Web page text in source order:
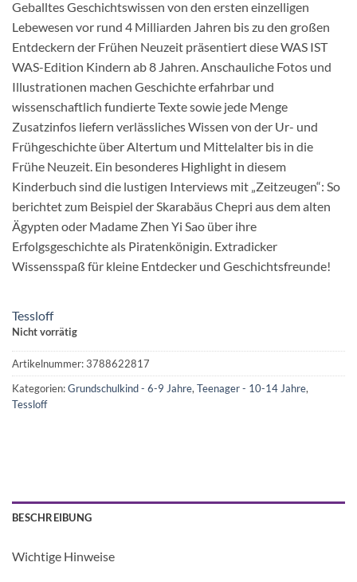
Geballtes Geschichtswissen von den ersten einzelligen
Lebewesen vor rund 4 Milliarden Jahren bis zu den großen
Entdeckern der Frühen Neuzeit präsentiert diese WAS IST
WAS-Edition Kindern ab 8 Jahren. Anschauliche Fotos und
Illustrationen machen Geschichte erfahrbar und
wissenschaftlich fundierte Texte sowie jede Menge
Zusatzinfos liefern verlässliches Wissen von der Ur- und
Frühgeschichte über Altertum und Mittelalter bis in die
Frühe Neuzeit. Ein besonderes Highlight in diesem
Kinderbuch sind die lustigen Interviews mit „Zeitzeugen“: So
berichtet zum Beispiel der Skarabäus Chepri aus dem alten
Ägypten oder Madame Zhen Yi Sao über ihre
Erfolgsgeschichte als Piratenkönigin. Extradicker
Wissensspaß für kleine Entdecker und Geschichtsfreunde!
Tessloff
Nicht vorrätig
Artikelnummer:3788622817
Kategorien:Grundschulkind - 6-9 Jahre, Teenager - 10-14 Jahre,
Tessloff
BESCHREIBUNG
Wichtige Hinweise